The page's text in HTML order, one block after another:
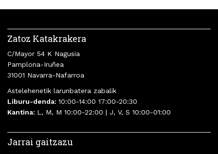
Zatoz Katakrakera
C/Mayor 54 K Nagusia
Pamplona-Iruñea
31001 Navarra-Nafarroa
Astelehenetik larunbatera zabalik
Liburu-denda: 10:00-14:00 17:00-20:30
Kantina: L, M, M 10:00-22:00 | J, V, S 10:00-01:00
Jarrai gaitzazu